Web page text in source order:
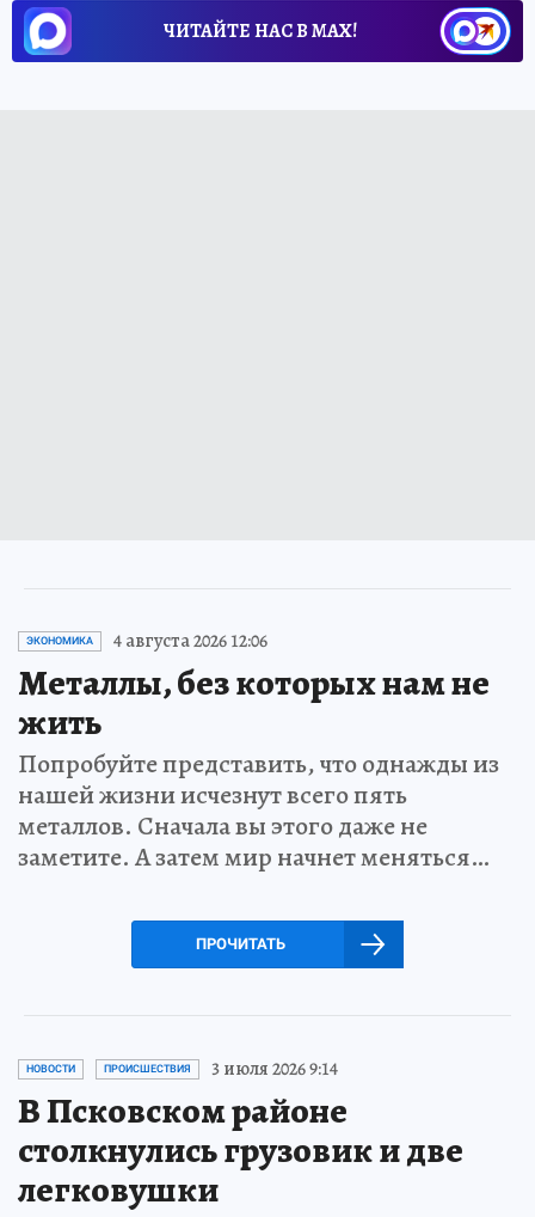
ЧИТАЙТЕ НАС В МАХ!
ЭКОНОМИКА 4 августа 2026 12:06
Металлы, без которых нам не
жить
Попробуйте представить, что однажды из
нашей жизни исчезнут всего пять
металлов. Сначала вы этого даже не
заметите. А затем мир начнет меняться…
ПРОЧИТАТЬ
НОВОСТИ ПРОИСШЕСТВИЯ 3 июля 2026 9:14
В Псковском районе
столкнулись грузовик и две
легковушки